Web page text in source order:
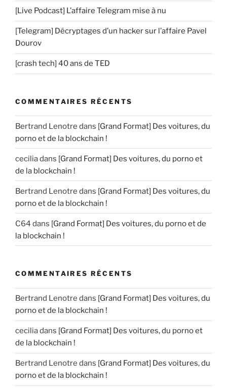
[Live Podcast] L’affaire Telegram mise à nu
[Telegram] Décryptages d’un hacker sur l’affaire Pavel
Dourov
[crash tech] 40 ans de TED
COMMENTAIRES RÉCENTS
Bertrand Lenotre dans [Grand Format] Des voitures, du
porno et de la blockchain !
ceciliadans [Grand Format] Des voitures, du porno et
de la blockchain !
Bertrand Lenotre dans [Grand Format] Des voitures, du
porno et de la blockchain !
C64 dans [Grand Format] Des voitures, du porno et de
la blockchain !
COMMENTAIRES RÉCENTS
Bertrand Lenotre dans [Grand Format] Des voitures, du
porno et de la blockchain !
ceciliadans [Grand Format] Des voitures, du porno et
de la blockchain !
Bertrand Lenotre dans [Grand Format] Des voitures, du
porno et de la blockchain !